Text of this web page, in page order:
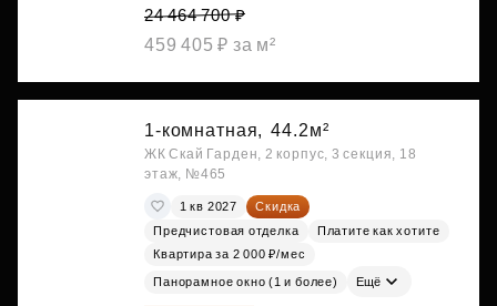
24 464 700 ₽
459 405 ₽ за м²
1-комнатная, 44.2м²
ЖК Скай Гарден, 2 корпус, 3 секция, 18
этаж, №465
1 кв 2027
Скидка
Предчистовая отделка
Платите как хотите
Квартира за 2 000 ₽/мес
Панорамное окно (1 и более) Ещё